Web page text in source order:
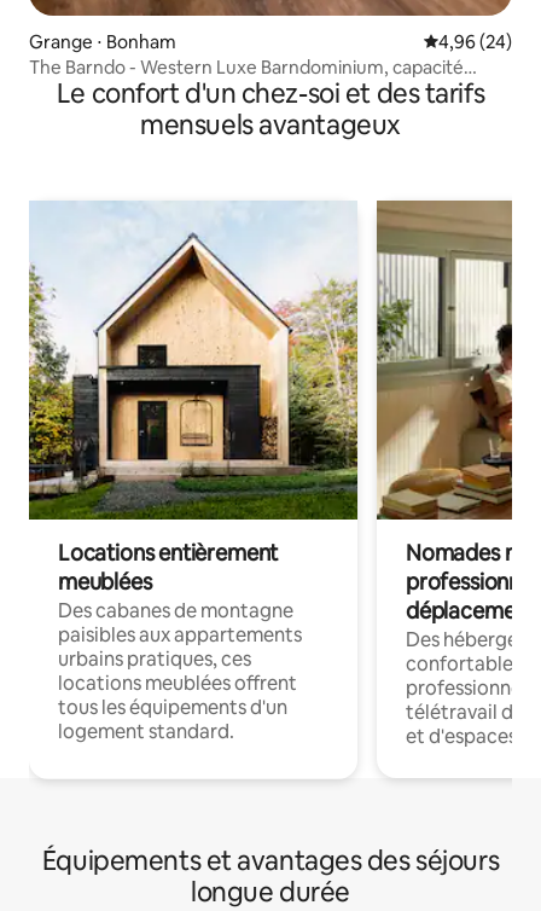
Grange ⋅ Bonham Évaluation
4,96 (24)
The Barndo - Western Luxe Barndominium, capacité
d'accueil 2 personnes
Le confort d'un chez-soi et des tarifs
mensuels avantageux
Locations entièrement
meublées
Des cabanes de montagne
paisibles aux appartements
urbains pratiques, ces
locations meublées offrent
tous les équipements d'un
logement standard.
Nomades
déplacement
Des
confortables
professionnels
télétravail
et d'espaces
Équipements et avantages des séjours
longue durée